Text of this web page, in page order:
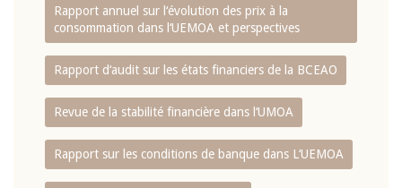
Rapport annuel sur l‘évolution des prix à la
consommation dans l‘UEMOA et perspectives
Rapport d‘audit sur les états financiers de la BCEAO
Revue de la stabilité financière dans l‘UMOA
Rapport sur les conditions de banque dans L‘UEMOA